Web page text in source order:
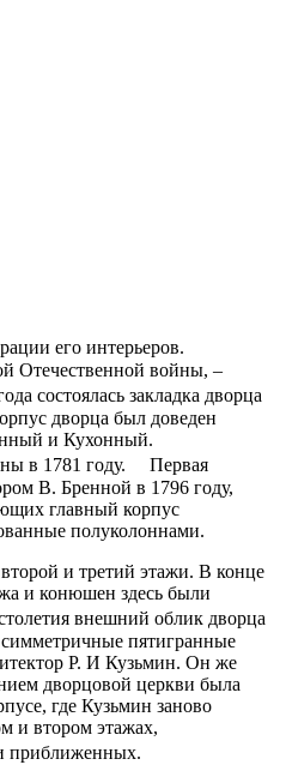
его интерьеров.
Отечественной войны, –
состоялась закладка дворца
дворца был доведен
и Кухонный.
в 1781 году. Первая
В. Бренной в 1796 году,
главный корпус
полуколоннами.
второй и третий этажи. В конце
и конюшен здесь были
внешний облик дворца
пятигранные
Р. И Кузьмин. Он же
дворцовой церкви была
где Кузьмин заново
и втором этажах,
и приближенных.